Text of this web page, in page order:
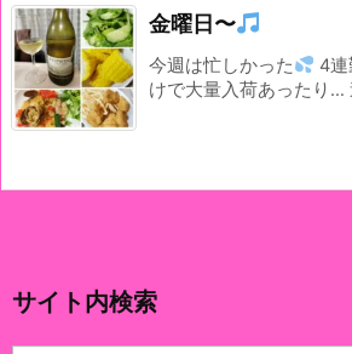
金曜日〜
今週は忙しかった
4
けで大量入荷あったり…
サイト内検索